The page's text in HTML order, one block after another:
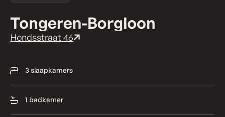
Tongeren-Borgloon
Hondsstraat 46
3 slaapkamers
1 badkamer